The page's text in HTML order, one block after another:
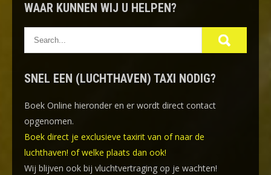
WAAR KUNNEN WIJ U HELPEN?
SNEL EEN (LUCHTHAVEN) TAXI NODIG?
Boek Online hieronder en er wordt direct contact
opgenomen.
Boek direct je exclusieve taxirit van of naar de
luchthaven! of welke plaats dan ook!
Wij blijven ook bij vluchtvertraging op je wachten!